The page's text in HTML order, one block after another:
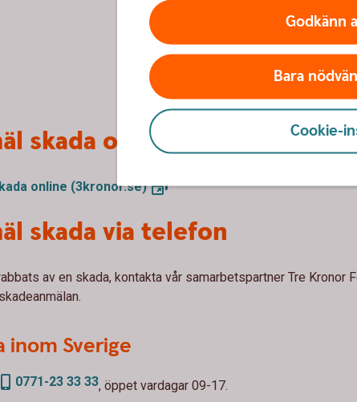
skada online
online (3kronor.se)
skada via telefon
av en skada, kontakta vår samarbetspartner Tre Kronor
inom Sverige
0771-23 33 33, öppet vardagar 09-17.
Godkänn
Bara
Cookie-